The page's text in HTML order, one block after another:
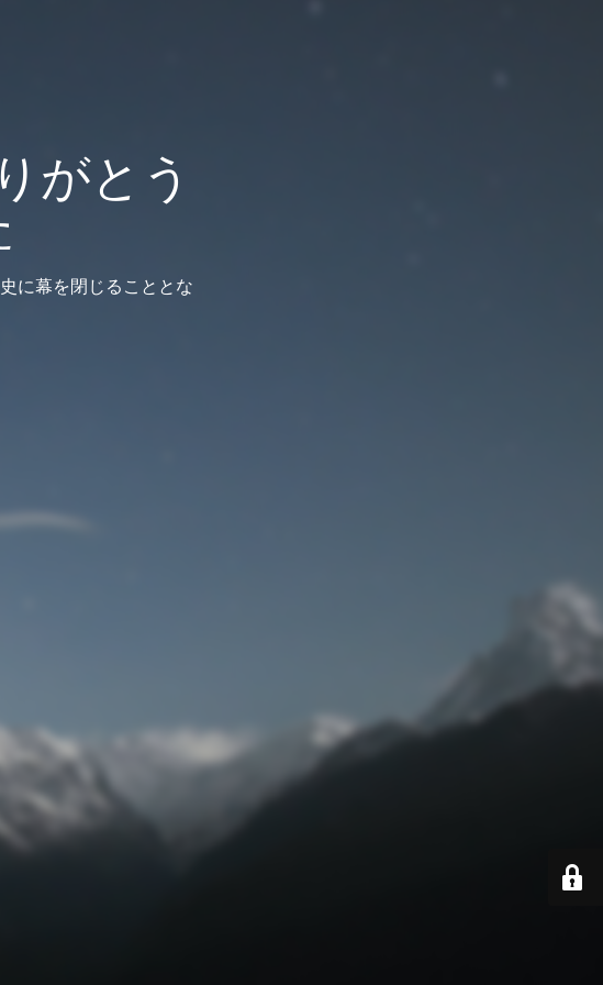
がとう
に幕を閉じることとな